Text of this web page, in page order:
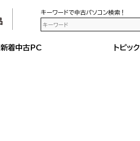
キーワードで中古パソコン検索！
新着中古PC トピック